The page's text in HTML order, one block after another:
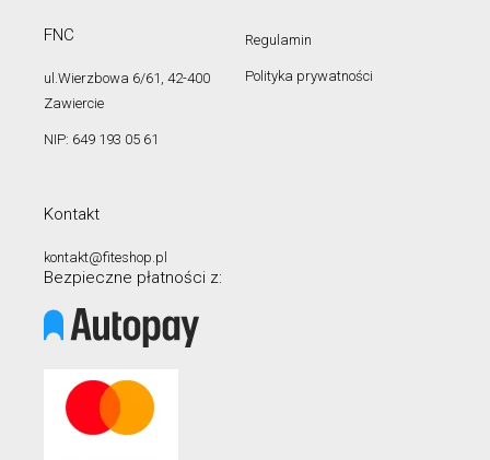
FNC
ul.Wierzbowa 6/61, 42-400
Zawiercie
NIP: 649 193 05 61
Regulamin
Polityka prywatności
Kontakt
kontakt@fiteshop.pl
Bezpieczne płatności z: